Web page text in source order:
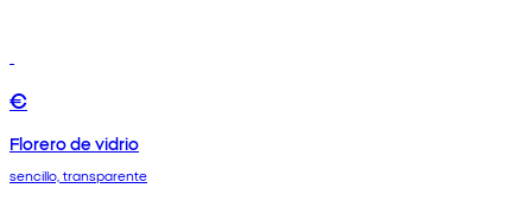
€
Florero de vidrio
sencillo, transparente